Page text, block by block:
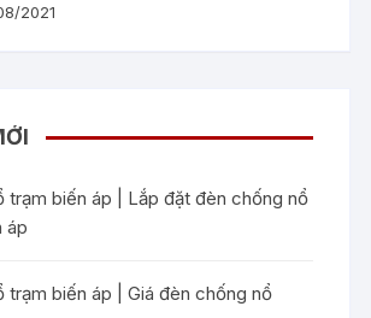
2021
trạm biến áp | Lắp đặt đèn chống nổ
áp
trạm biến áp | Giá đèn chống nổ